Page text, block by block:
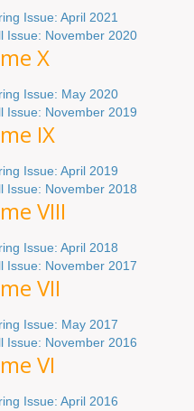
Issue: April 2021
Issue: November 2020
X
Issue: May 2020
Issue: November 2019
IX
Issue: April 2019
Issue: November 2018
VIII
Issue: April 2018
Issue: November 2017
VII
Issue: May 2017
Issue: November 2016
VI
Issue: April 2016